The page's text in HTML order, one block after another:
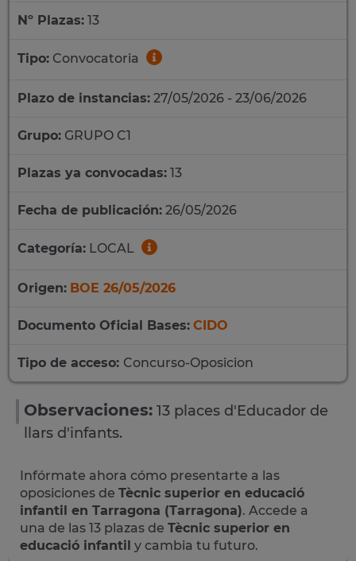
Nº Plazas: 13
Tipo: Convocatoria
Plazo de instancias: 27/05/2026 - 23/06/2026
Grupo: GRUPO C1
Plazas ya convocadas: 13
Fecha de publicación: 26/05/2026
Categoría: LOCAL
Origen: BOE 26/05/2026
Documento Oficial Bases: CIDO
Tipo de acceso: Concurso-Oposicion
Observaciones: 13 places d'Educador de
llars d'infants.
Infórmate ahora cómo presentarte a las
oposiciones de Tècnic superior en educació
infantil en Tarragona (Tarragona). Accede a
una de las 13 plazas de Tècnic superior en
educació infantil y cambia tu futuro.